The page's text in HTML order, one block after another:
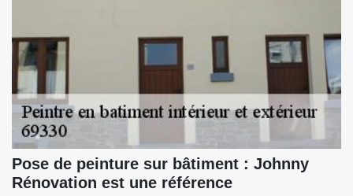
Pose de peinture sur bâtiment : Johnny
Rénovation est une référence